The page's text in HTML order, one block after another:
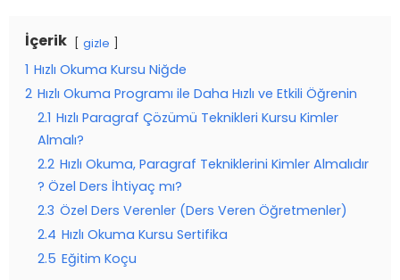
İçerik gizle
1 Hızlı Okuma Kursu Niğde
2 Hızlı Okuma Programı ile Daha Hızlı ve Etkili Öğrenin
2.1 Hızlı Paragraf Çözümü Teknikleri Kursu Kimler
Almalı?
2.2 Hızlı Okuma, Paragraf Tekniklerini Kimler Almalıdır
? Özel Ders İhtiyaç mı?
2.3 Özel Ders Verenler (Ders Veren Öğretmenler)
2.4 Hızlı Okuma Kursu Sertifika
2.5 Eğitim Koçu